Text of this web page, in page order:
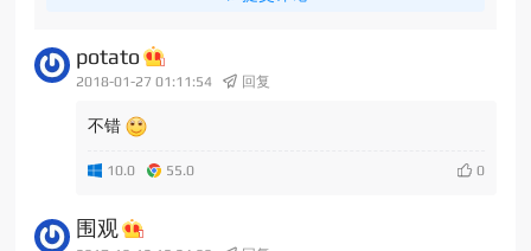
potato
2018-01-27 01:11:54 回复
不错
10.0 55.0 0
围观